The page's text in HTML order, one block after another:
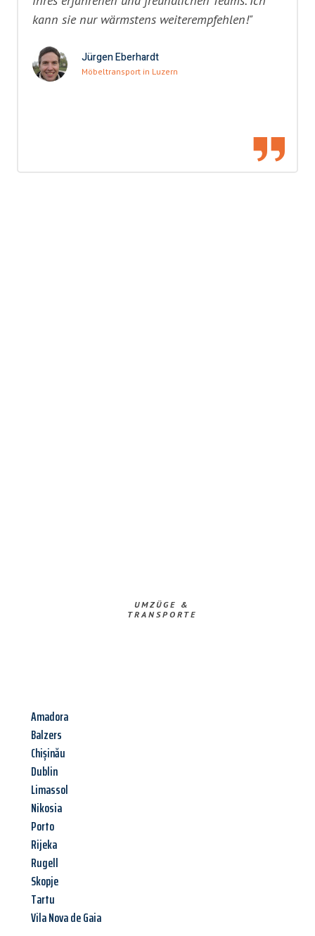
kann sie nur wärmstens weiterempfehlen!"
Jürgen Eberhardt
Möbeltransport in Luzern
UMZÜGE &
TRANSPORTE
Amadora
Balzers
Chișinău
Dublin
Limassol
Nikosia
Porto
Rijeka
Rugell
Skopje
Tartu
Vila Nova de Gaia